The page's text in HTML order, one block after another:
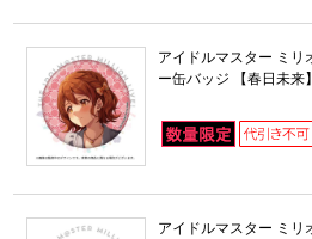
アイドルマスター ミリ
ー缶バッジ 【春日未来
アイドルマスター ミリ